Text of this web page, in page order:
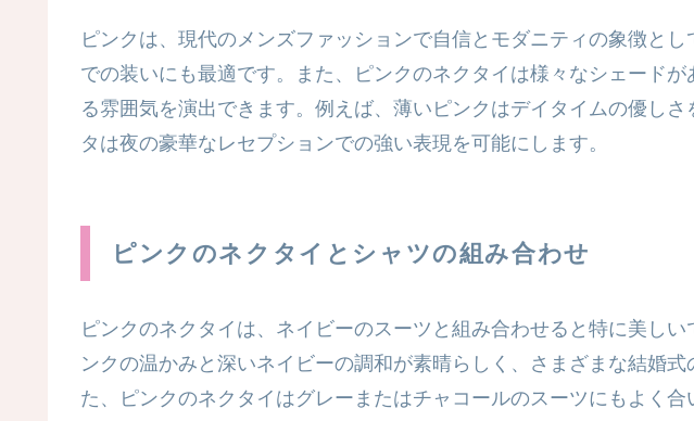
ピンクは、現代のメンズファッションで自信とモダニティの象徴と
での装いにも最適です。また、ピンクのネクタイは様々なシェード
る雰囲気を演出できます。例えば、薄いピンクはデイタイムの優し
タは夜の豪華なレセプションでの強い表現を可能にします。
ピンクのネクタイとシャツの組み合わせ
ピンクのネクタイは、ネイビーのスーツと組み合わせると特に美し
ンクの温かみと深いネイビーの調和が素晴らしく、さまざまな結婚式
た、ピンクのネクタイはグレーまたはチャコールのスーツにもよく合